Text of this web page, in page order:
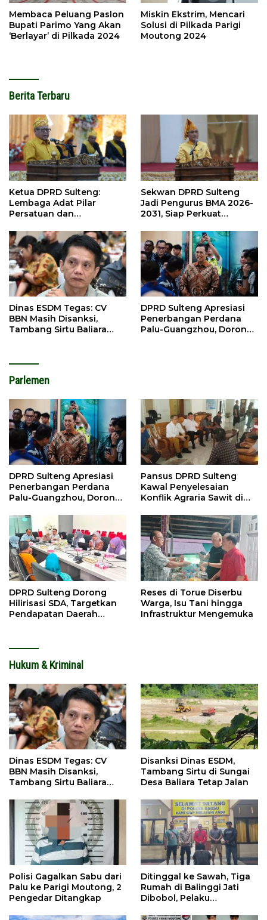
Membaca Peluang Paslon
Bupati Parimo Yang Akan
‘Berlayar’ di Pilkada 2024
Miskin Ekstrim, Mencari
Solusi di Pilkada Parigi
Moutong 2024
Berita Terbaru
Ketua DPRD Sulteng:
Lembaga Adat Pilar
Persatuan dan
Sekwan DPRD Sulteng
Jadi Pengurus BMA 2026-
2031, Siap Perkuat
Dinas ESDM Tegas: CV
BBN Masih Disanksi,
Tambang Sirtu Baliara
DPRD Sulteng Apresiasi
Penerbangan Perdana
Palu-Guangzhou, Dorong
Parlemen
DPRD Sulteng Apresiasi
Penerbangan Perdana
Palu-Guangzhou, Dorong
Pansus DPRD Sulteng
Kawal Penyelesaian
Konflik Agraria Sawit di
DPRD Sulteng Dorong
Hilirisasi SDA, Targetkan
Pendapatan Daerah
Reses di Torue Diserbu
Warga, Isu Tani hingga
Infrastruktur Mengemuka
Hukum & Kriminal
Dinas ESDM Tegas: CV
BBN Masih Disanksi,
Tambang Sirtu Baliara
Disanksi Dinas ESDM,
Tambang Sirtu di Sungai
Desa Baliara Tetap Jalan
Polisi Gagalkan Sabu dari
Palu ke Parigi Moutong, 2
Pengedar Ditangkap
Ditinggal ke Sawah, Tiga
Rumah di Balinggi Jati
Dibobol, Pelaku